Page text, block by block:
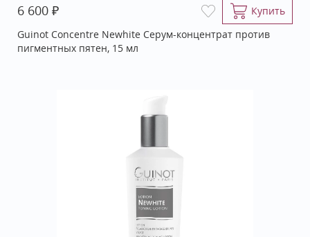
6 600 ₽
Купить
Guinot Concentre Newhite Серум-концентрат против
пигментных пятен, 15 мл